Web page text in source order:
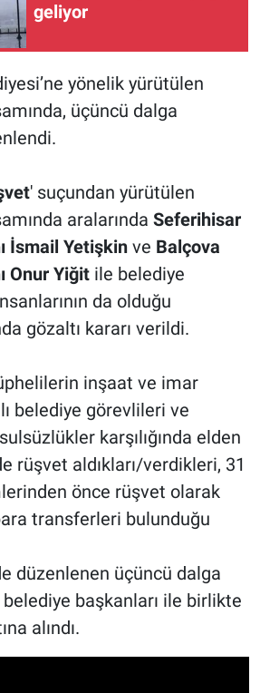
geliyor
yönelik yürütülen
üçüncü dalga
' suçundan yürütülen
aralarında Seferihisar
İsmail Yetişkinve Balçova
Onur Yiğitile belediye
da olduğu
gözaltı kararı verildi.
inşaat ve imar
belediye görevlileri ve
karşılığında elden
rüşvet aldıkları/verdikleri, 31
önce rüşvet olarak
transferleri bulunduğu
düzenlenen üçüncü dalga
başkanları ile birlikte
alındı.